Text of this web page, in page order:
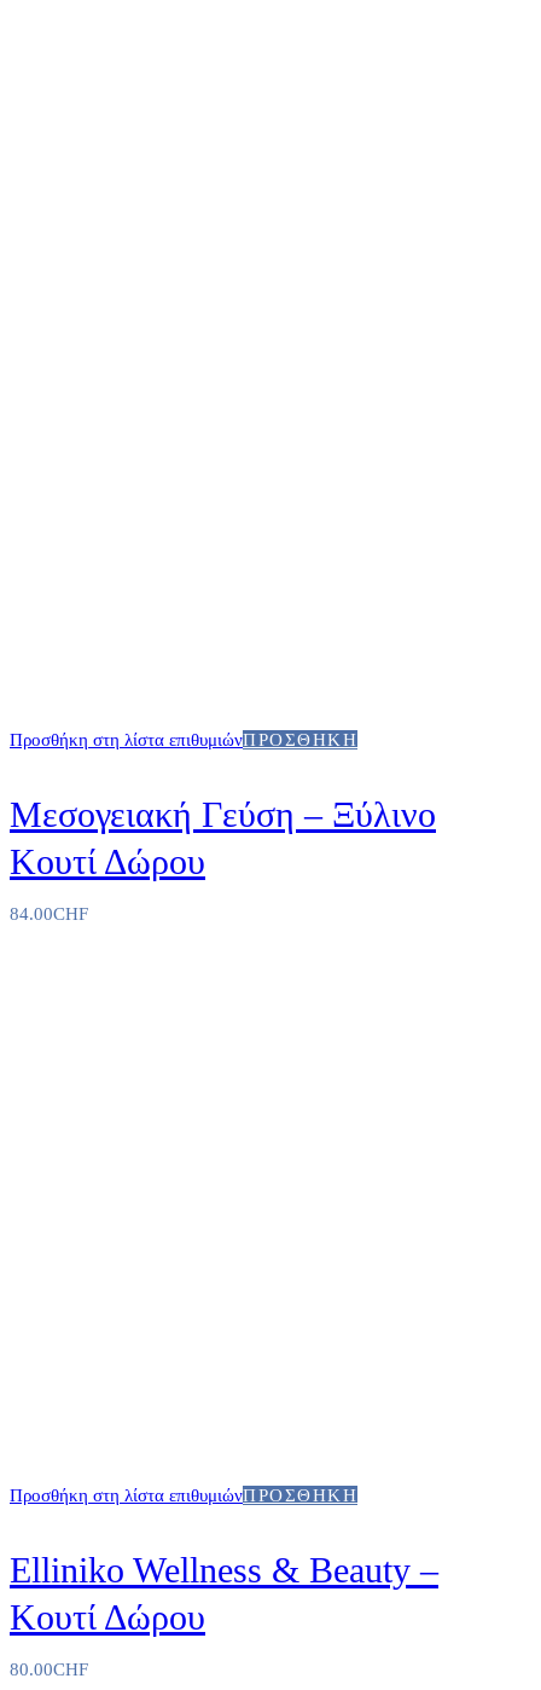
Προσθήκη στη λίστα επιθυμιώνΠΡΟΣΘΉΚΗ
Μεσογειακή Γεύση – Ξύλινο
Κουτί Δώρου
84.00CHF
Προσθήκη στη λίστα επιθυμιώνΠΡΟΣΘΉΚΗ
Elliniko Wellness & Beauty –
Κουτί Δώρου
80.00CHF